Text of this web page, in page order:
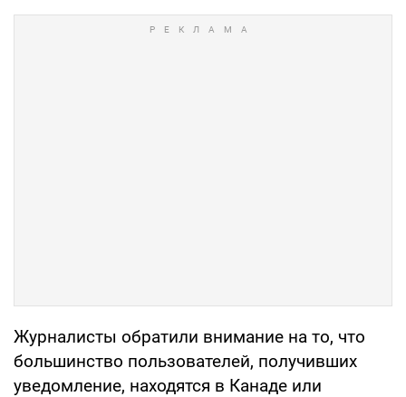
Журналисты обратили внимание на то, что
большинство пользователей, получивших
уведомление, находятся в Канаде или